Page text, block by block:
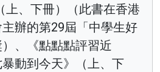
上、下冊）（此書在香港
辦的第29屆「中學生好
、《點點點評習近
動到今天》（上、下